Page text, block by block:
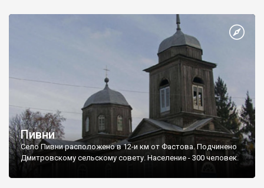
Пивни
Село Пивни расположено в 12-и км от Фастова. Подчинено
Дмитровскому сельскому совету. Население - 300 человек.